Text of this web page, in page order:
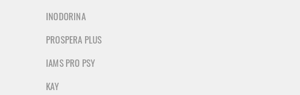
INODORINA
PROSPERA PLUS
IAMS PRO PSY
KAY